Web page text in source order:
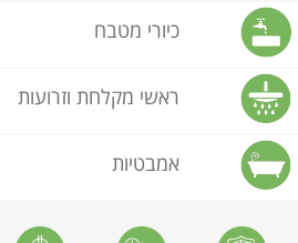
כיורי מטבח
ראשי מקלחת וזרועות
אמבטיות